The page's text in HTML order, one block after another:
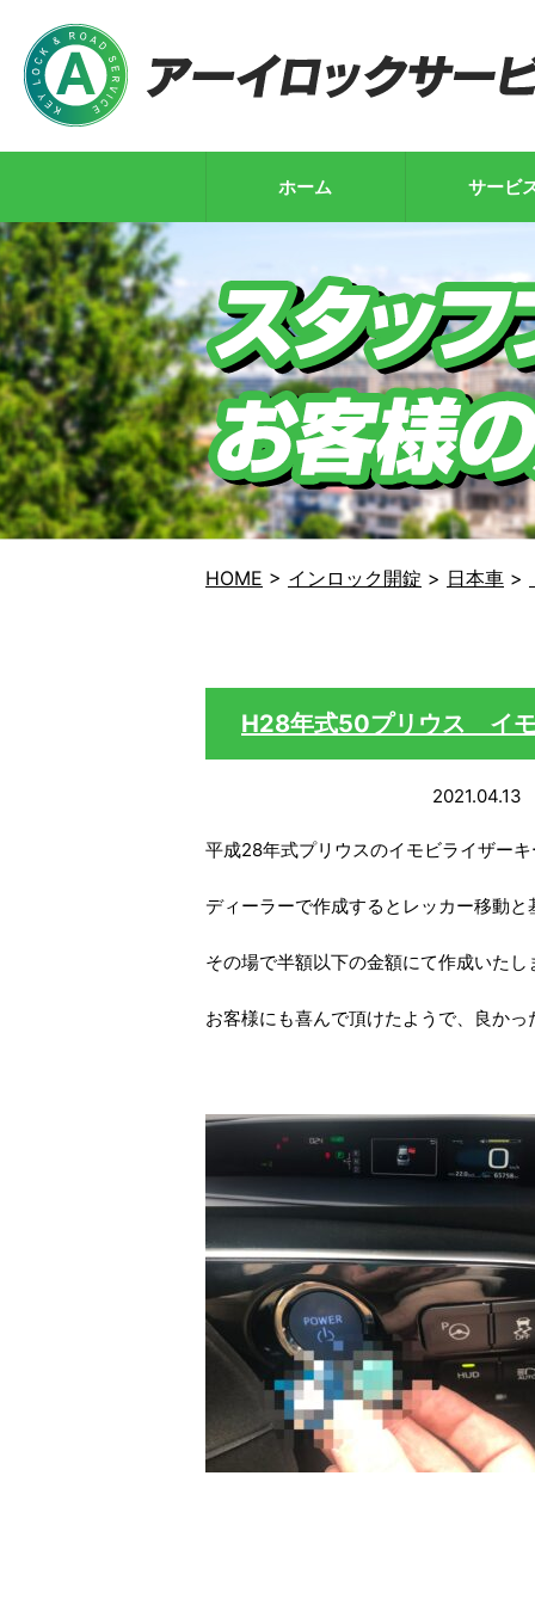
ホーム サービ
HOME > インロック開錠 > 日本車 >
H28年式50プリウス イ
2021.04.13
平成28年式プリウスのイモビライザー
ディーラーで作成するとレッカー移動
その場で半額以下の金額にて作成いたし
お客様にも喜んで頂けたようで、良かっ